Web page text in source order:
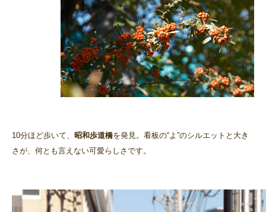
10分ほど歩いて、 昭和歩道橋を発見。看板の“よ”のシルエットと大き
さが、何とも言えない可愛らしさです。